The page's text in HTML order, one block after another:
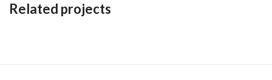
Related projects
Netus eu mollis hac dignis